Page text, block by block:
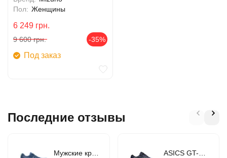
Пол: Женщины
6 249 грн.
9 600 грн. -35%
Под заказ
Последние отзывы